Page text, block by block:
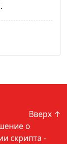
Вверх ↑
о
скрипта -